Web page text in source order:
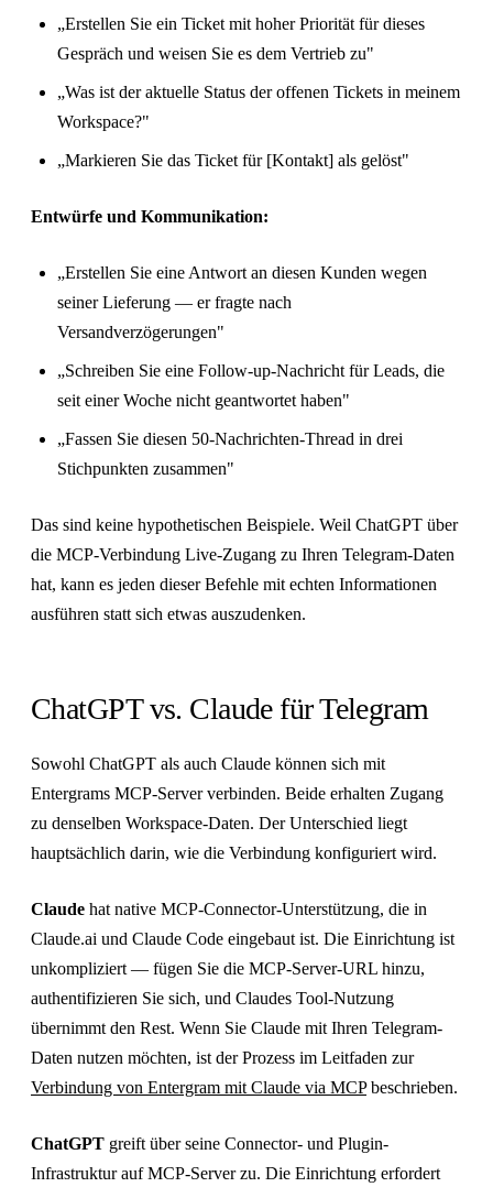
„Erstellen Sie ein Ticket mit hoher Priorität für dieses
Gespräch und weisen Sie es dem Vertrieb zu"
„Was ist der aktuelle Status der offenen Tickets in meinem
Workspace?"
„Markieren Sie das Ticket für [Kontakt] als gelöst"
Entwürfe und Kommunikation:
„Erstellen Sie eine Antwort an diesen Kunden wegen
seiner Lieferung — er fragte nach
Versandverzögerungen"
„Schreiben Sie eine Follow-up-Nachricht für Leads, die
seit einer Woche nicht geantwortet haben"
„Fassen Sie diesen 50-Nachrichten-Thread in drei
Stichpunkten zusammen"
Das sind keine hypothetischen Beispiele. Weil ChatGPT über
die MCP-Verbindung Live-Zugang zu Ihren Telegram-Daten
hat, kann es jeden dieser Befehle mit echten Informationen
ausführen statt sich etwas auszudenken.
ChatGPT vs. Claude für Telegram
Sowohl ChatGPT als auch Claude können sich mit
Entergrams MCP-Server verbinden. Beide erhalten Zugang
zu denselben Workspace-Daten. Der Unterschied liegt
hauptsächlich darin, wie die Verbindung konfiguriert wird.
Claude hat native MCP-Connector-Unterstützung, die in
Claude.ai und Claude Code eingebaut ist. Die Einrichtung ist
unkompliziert — fügen Sie die MCP-Server-URL hinzu,
authentifizieren Sie sich, und Claudes Tool-Nutzung
übernimmt den Rest. Wenn Sie Claude mit Ihren Telegram-
Daten nutzen möchten, ist der Prozess im Leitfaden zur
Verbindung von Entergram mit Claude via MCPbeschrieben.
ChatGPT greift über seine Connector- und Plugin-
Infrastruktur auf MCP-Server zu. Die Einrichtung erfordert